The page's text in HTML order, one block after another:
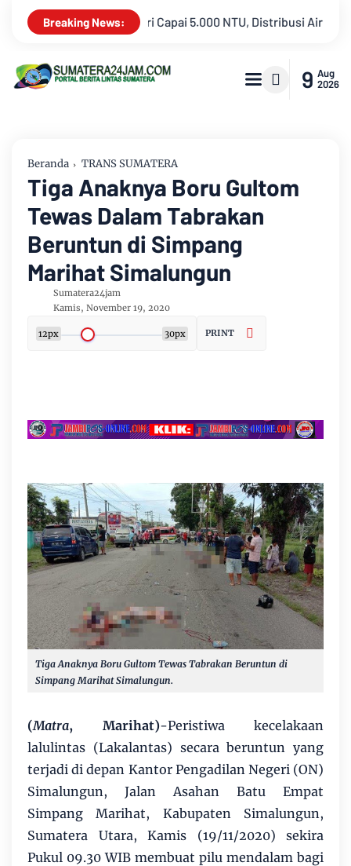
Breaking News:
Air PDAM Tirta Mayang di Sejumlah Wilayah Terganggu
9 Aug
2026
Beranda TRANS SUMATERA
Tiga Anaknya Boru Gultom
Tewas Dalam Tabrakan
Beruntun di Simpang
Marihat Simalungun
Sumatera24jam
Kamis, November 19, 2020
12px 30px PRINT
Tiga Anaknya Boru Gultom Tewas Tabrakan Beruntun di
Simpang Marihat Simalungun.
(Matra, Marihat)-Peristiwa kecelakaan
lalulintas (Lakalantas) secara beruntun yang
terjadi di depan Kantor Pengadilan Negeri (ON)
Simalungun, Jalan Asahan Batu Empat
Simpang Marihat, Kabupaten Simalungun,
Sumatera Utara, Kamis (19/11/2020) sekira
Pukul 09.30 WIB membuat pilu mendalam bagi